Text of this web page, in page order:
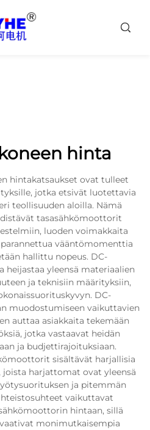
hinta
hintakatsaukset ovat tulleet
jotka etsivät luotettavia
teollisuuden aloilla. Nämä
tasasähkömoottorit
luoden voimakkaita
vääntömomenttia
hallittu nopeus. DC-
yleensä materiaalien
ja teknisiin määrityksiin,
DC-
muodostumiseen vaikuttavien
auttaa asiakkaita tekemään
jotka vastaavat heidän
ja budjettirajoituksiaan.
sisältävät harjallisia
harjattomat ovat yleensä
ja pitemmän
vaikuttavat
hintaan, sillä
monimutkaisempia